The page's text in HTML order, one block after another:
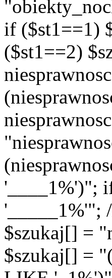
if ($st1==1)
($st1==2)
'____1%')";
'_____1%'";
$szukaj[] =
$szukaj[] =